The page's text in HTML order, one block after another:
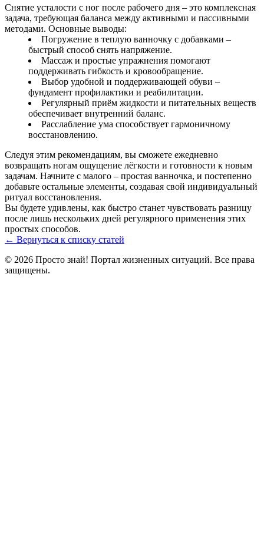
Снятие усталости с ног после рабочего дня – это комплексная
задача, требующая баланса между активными и пассивными
методами. Основные выводы:
Погружение в теплую ванночку с добавками –
быстрый способ снять напряжение.
Массаж и простые упражнения помогают
поддерживать гибкость и кровообращение.
Выбор удобной и поддерживающей обуви –
фундамент профилактики и реабилитации.
Регулярный приём жидкости и питательных веществ
обеспечивает внутренний баланс.
Расслабление ума способствует гармоничному
восстановлению.
Следуя этим рекомендациям, вы сможете ежедневно
возвращать ногам ощущение лёгкости и готовности к новым
задачам. Начните с малого – простая ванночка, и постепенно
добавьте остальные элементы, создавая свой индивидуальный
ритуал восстановления.
Вы будете удивлены, как быстро станет чувствовать разницу
после лишь нескольких дней регулярного применения этих
простых способов.
← Вернуться к списку статей
© 2026 Просто знай! Портал жизненных ситуаций. Все права
защищены.